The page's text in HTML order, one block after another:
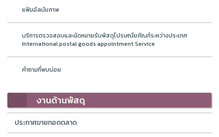
แฟ้มอัลบัมภาพ
บริการตรวจสอบและนัดหมายรับพัสดุไปรษณียภัณฑ์ระหว่างประเทศ
International postal goods appointment Service
คำถามที่พบบ่อย
งานด้านพัสดุ
ประกาศขายทอดตลาด